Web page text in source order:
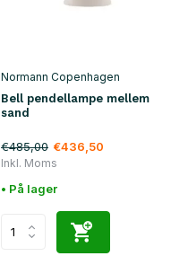
Normann Copenhagen
Bell pendellampe mellem
sand
€485,00 €436,50
Inkl. Moms
• På lager